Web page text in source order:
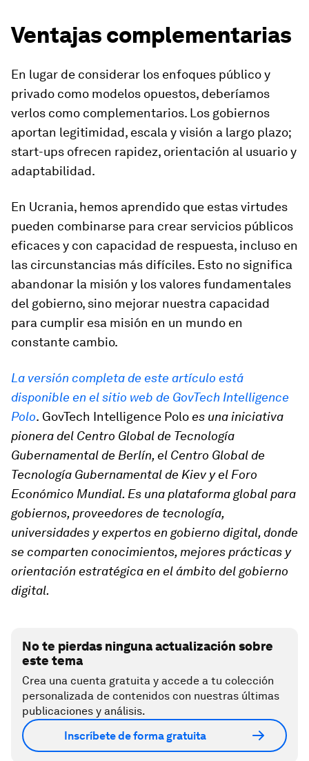
Ventajas complementarias
En lugar de considerar los enfoques público y
privado como modelos opuestos, deberíamos
verlos como complementarios. Los gobiernos
aportan legitimidad, escala y visión a largo plazo;
start-ups ofrecen rapidez, orientación al usuario y
adaptabilidad.
En Ucrania, hemos aprendido que estas virtudes
pueden combinarse para crear servicios públicos
eficaces y con capacidad de respuesta, incluso en
las circunstancias más difíciles. Esto no significa
abandonar la misión y los valores fundamentales
del gobierno, sino mejorar nuestra capacidad
para cumplir esa misión en un mundo en
constante cambio.
La versión completa de este artículo está
disponible en el sitio web de GovTech Intelligence
Polo. GovTech Intelligence Polo es una iniciativa
pionera del Centro Global de Tecnología
Gubernamental de Berlín, el Centro Global de
Tecnología Gubernamental de Kiev y el Foro
Económico Mundial. Es una plataforma global para
gobiernos, proveedores de tecnología,
universidades y expertos en gobierno digital, donde
se comparten conocimientos, mejores prácticas y
orientación estratégica en el ámbito del gobierno
digital.
No te pierdas ninguna actualización sobre
este tema
Crea una cuenta gratuita y accede a tu colección
personalizada de contenidos con nuestras últimas
publicaciones y análisis.
Inscríbete de forma gratuita